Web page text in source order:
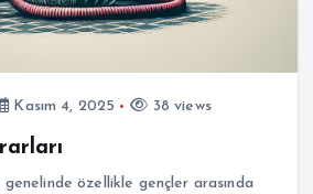
Kasım 4, 2025 38 views
özellikle gençler arasında